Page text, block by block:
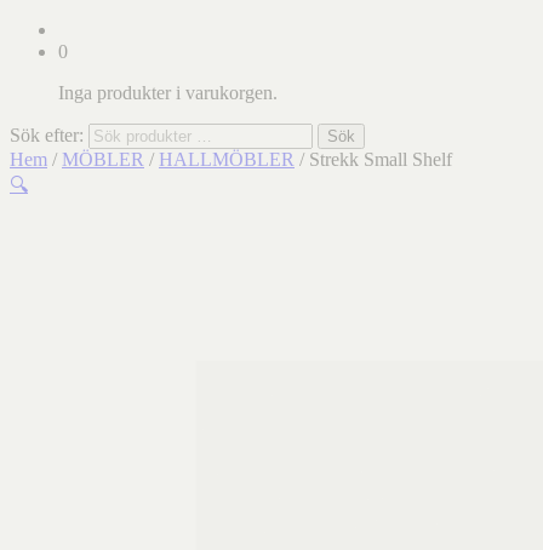
0
Inga produkter i varukorgen.
Sök efter: Sök
Hem / MÖBLER / HALLMÖBLER / Strekk Small Shelf
🔍